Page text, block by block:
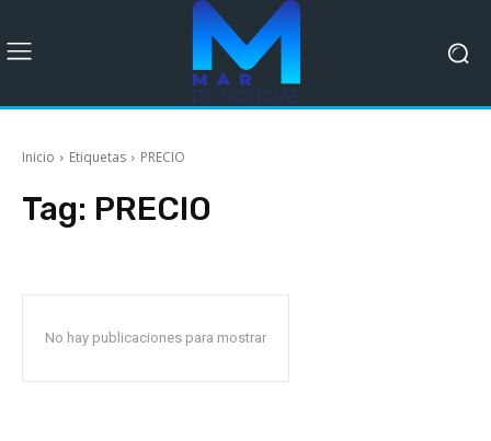
Inicio Etiquetas PRECIO
Tag: PRECIO
No hay publicaciones para mostrar